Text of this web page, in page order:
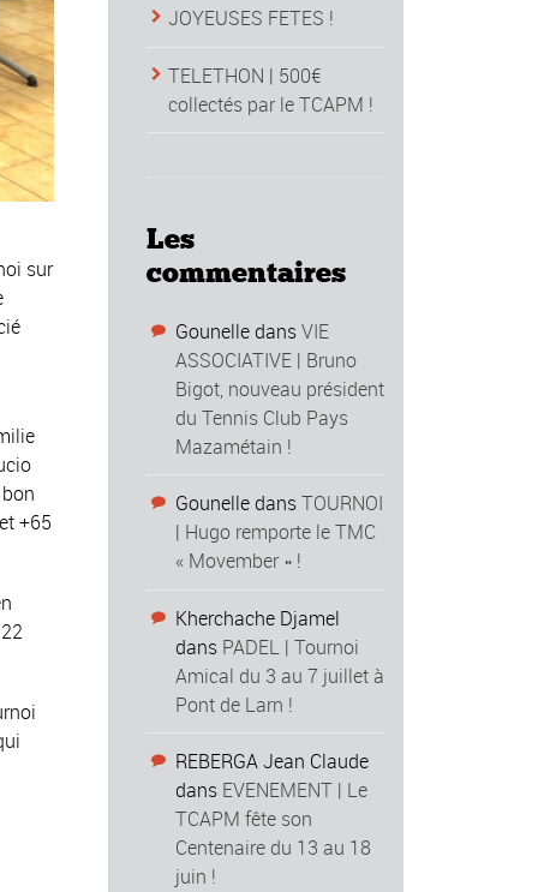
sur
+65
JOYEUSES FETES !
TELETHON | 500€
collectés par le TCAPM !
Les
commentaires
GounelledansVIE
ASSOCIATIVE | Bruno
Bigot, nouveau président
du Tennis Club Pays
Mazamétain !
GounelledansTOURNOI
| Hugo remporte le TMC
« Movember » !
Kherchache Djamel
dans PADEL | Tournoi
Amical du 3 au 7 juillet à
Pont de Larn !
REBERGA Jean Claude
dans EVENEMENT | Le
TCAPM fête son
Centenaire du 13 au 18
juin !